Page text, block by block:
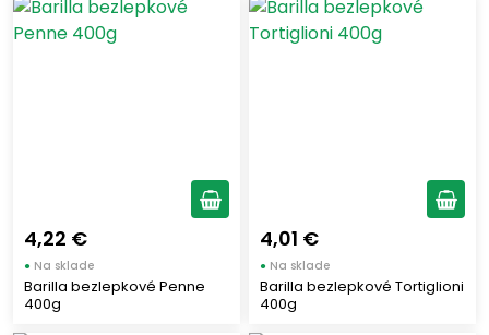
Veľkosť cestovín
Krátke cestoviny(19)
4,22 €
● Na sklade
Barilla bezlepkové Penne
400g
4,01 €
● Na sklade
Barilla bezlepkové Tortiglioni
400g